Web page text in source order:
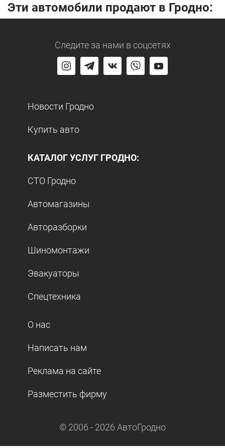
Эти автомобили продают в Гродно:
Следите за нами в соцсетях
Новости Гродно
Купить авто
КАТАЛОГ УСЛУГ ГРОДНО:
СТО Гродно
Автомагазины
Авторазборки
Шиномонтажи
Эвакуаторы
Спецтехника
О нас
Написать нам
Реклама на сайте
Разместить фирму
© 2006 - 2026 АвтоГродно